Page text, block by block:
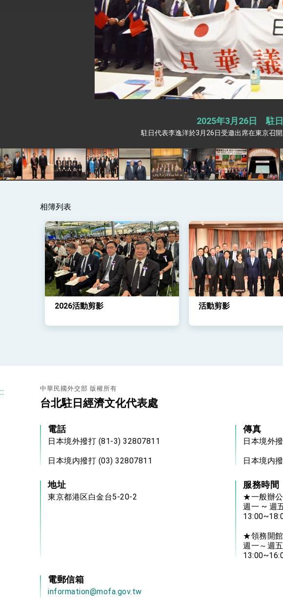
外交部長林佳龍接受印尼「時代雜誌」專訪，闡述印太安全
副總統接見美參議員蓋耶哥 強調美國是臺灣重要合作夥伴
外交部長林佳龍午宴歡迎美國聯邦參議員蓋耶哥訪問團
外交部長林佳龍接見美國智庫「德國馬歇爾基金會」訪問團一
臺美經貿談判獲階段性成果 卓揆期勉爭取時間完成「臺美對等
卓揆：臺美關稅談判階段性結果有助臺灣取得有利戰略地位 全
外交部與數位發展部攜手合作，整合台灣雄厚數位實力，達成
民調顯示多數國人滿意政府外交表現，高度支持「總合外交」
變局中 奮起的新臺灣 總統發表國慶演說
總統發表執政周年談話 盼面對未來挑戰 堅持團結 迎風轉
賴總統就職演說影片
總統重要談話
外交部重要言論
我國政府將在美國亞利桑納州設立「駐鳳凰城辦事處」，進一
2025年3月26日 駐
駐日代表李逸洋於3月26日受邀出席在東京召
相簿列表
2026活動剪影 活動剪影
::: 中華民國外交部 版權所有
台北駐日經濟文化代表處
電話
日本境外撥打 (81-3) 32807811
日本境内撥打 (03) 32807811
傳真
日本境外
日本境内
地址
東京都港区白金台5-20-2
服務時間
★一般辦
週一 ~ 週
★領務開
週一～週
電郵信箱
information@mofa.gov.tw